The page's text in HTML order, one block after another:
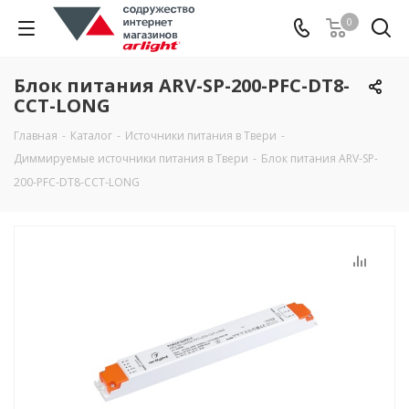
0
Блок питания ARV-SP-200-PFC-DT8-
CCT-LONG
Главная - Каталог - Источники питания в Твери -
Диммируемые источники питания в Твери - Блок питания ARV-SP-
200-PFC-DT8-CCT-LONG